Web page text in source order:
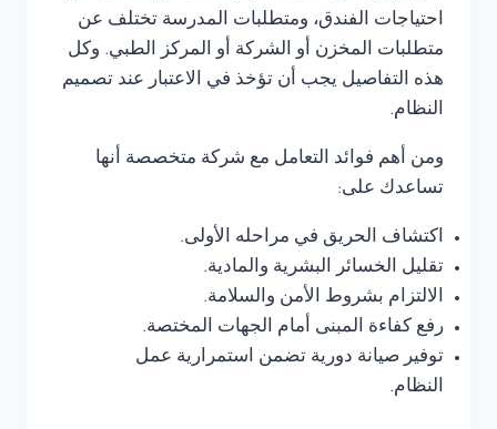
احتياجات الفندق، ومتطلبات المدرسة تختلف عن
متطلبات المخزن أو الشركة أو المركز الطبي. وكل
هذه التفاصيل يجب أن تؤخذ في الاعتبار عند تصميم
النظام.
ومن أهم فوائد التعامل مع شركة متخصصة أنها
تساعدك على:
اكتشاف الحريق في مراحله الأولى.
تقليل الخسائر البشرية والمادية.
الالتزام بشروط الأمن والسلامة.
رفع كفاءة المبنى أمام الجهات المختصة.
توفير صيانة دورية تضمن استمرارية عمل
النظام.